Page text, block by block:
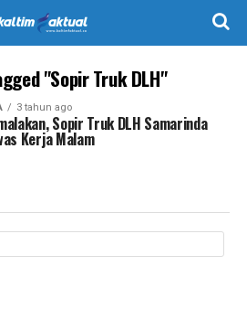
"Sopir Truk DLH"
3 tahun ago
Sopir Truk DLH Samarinda
Kerja Malam